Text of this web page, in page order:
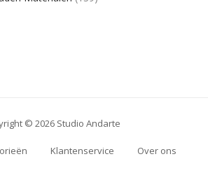
© 2026 Studio Andarte
Klantenservice Over ons